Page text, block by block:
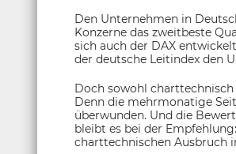
Den Unternehmen in
Konzerne das zweitbeste
sich auch der DAX
der deutsche Leitindex den
Doch sowohl
Denn die mehrmonatige
überwunden. Und die
bleibt es bei der
charttechnischen Ausbruch